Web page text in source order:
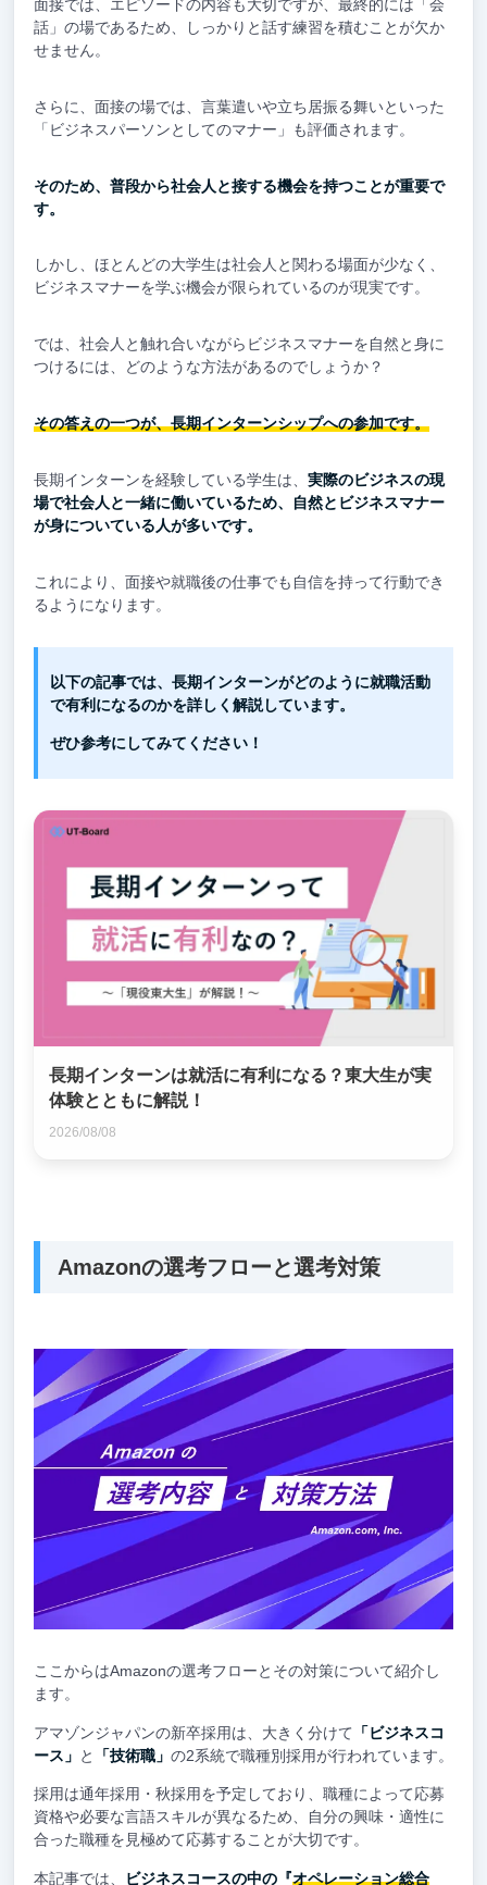
面接では、エピソードの内容も大切ですが、最終的には「会
話」の場であるため、しっかりと話す練習を積むことが欠か
せません。
さらに、面接の場では、言葉遣いや立ち居振る舞いといった
「ビジネスパーソンとしてのマナー」も評価されます。
そのため、普段から社会人と接する機会を持つことが重要で
す。
しかし、ほとんどの大学生は社会人と関わる場面が少なく、
ビジネスマナーを学ぶ機会が限られているのが現実です。
では、社会人と触れ合いながらビジネスマナーを自然と身に
つけるには、どのような方法があるのでしょうか？
その答えの一つが、長期インターンシップへの参加です。
長期インターンを経験している学生は、 実際のビジネスの現
場で社会人と一緒に働いているため、自然とビジネスマナー
が身についている人が多いです。
これにより、面接や就職後の仕事でも自信を持って行動でき
るようになります。
以下の記事では、長期インターンがどのように就職活動
で有利になるのかを詳しく解説しています。
ぜひ参考にしてみてください！
長期インターンは就活に有利になる？東大生が実
体験とともに解説！
2026/08/08
Amazonの選考フローと選考対策
ここからはAmazonの選考フローとその対策について紹介し
ます。
アマゾンジャパンの新卒採用は、大きく分けて
「ビジネスコ
ース」 と 「技術職」 の2系統で職種別採用が行われています。
採用は通年採用・秋採用を予定しており、職種によって応募
資格や必要な言語スキルが異なるため、自分の興味・適性に
合った職種を見極めて応募することが大切です。
本記事では、 ビジネスコースの中の『オペレーション総合